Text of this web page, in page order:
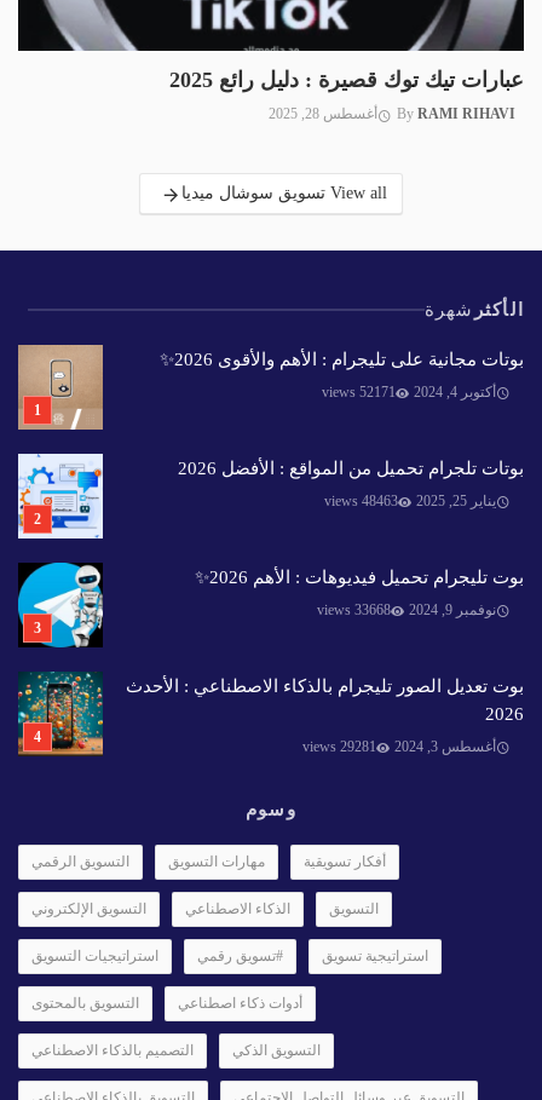
عبارات تيك توك قصيرة : دليل رائع 2025
By RAMI RIHAVI أغسطس 28, 2025
View all تسويق سوشال ميديا
الأكثر شهرة
بوتات مجانية على تليجرام : الأهم والأقوى 2026✨️
أكتوبر 4, 2024 52171 views
بوتات تلجرام تحميل من المواقع : الأفضل 2026
يناير 25, 2025 48463 views
بوت تليجرام تحميل فيديوهات : الأهم 2026✨️
نوفمبر 9, 2024 33668 views
بوت تعديل الصور تليجرام بالذكاء الاصطناعي : الأحدث
2026
أغسطس 3, 2024 29281 views
وسوم
التسويق الرقمي مهارات التسويق أفكار تسويقية
التسويق الإلكتروني الذكاء الاصطناعي التسويق
استراتيجيات التسويق #تسويق رقمي استراتيجية تسويق
التسويق بالمحتوى أدوات ذكاء اصطناعي
التصميم بالذكاء الاصطناعي التسويق الذكي